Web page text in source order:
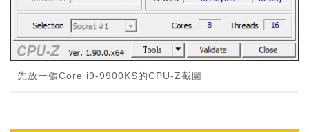
先放一張Core i9-9900KS的CPU-Z截圖